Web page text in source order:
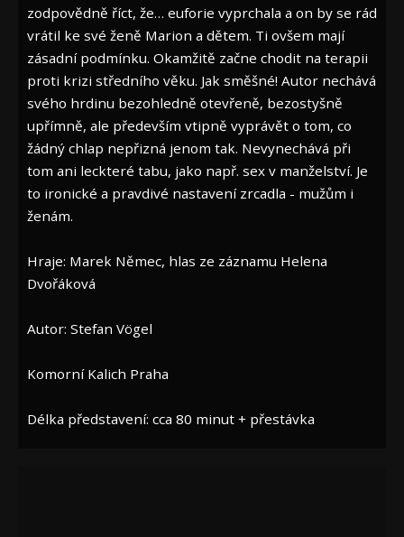
zodpovědně říct, že… euforie vyprchala a on by se rád
vrátil ke své ženě Marion a dětem. Ti ovšem mají
zásadní podmínku. Okamžitě začne chodit na terapii
proti krizi středního věku. Jak směšné! Autor nechává
svého hrdinu bezohledně otevřeně, bezostyšně
upřímně, ale především vtipně vyprávět o tom, co
žádný chlap nepřizná jenom tak. Nevynechává při
tom ani leckteré tabu, jako např. sex v manželství. Je
to ironické a pravdivé nastavení zrcadla - mužům i
ženám.
Hraje: Marek Němec, hlas ze záznamu Helena
Dvořáková
Autor: Stefan Vögel
Komorní Kalich Praha
Délka představení: cca 80 minut + přestávka